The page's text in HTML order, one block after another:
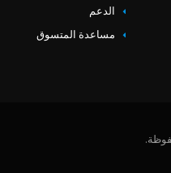
‏‏الدعم
مساعدة المتسوق